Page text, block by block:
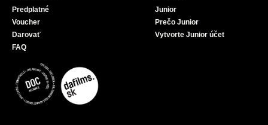
Predplatné
Voucher
Darovať
FAQ
Junior
Prečo Junior
Vytvorte Junior účet